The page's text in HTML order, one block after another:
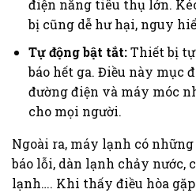
điện năng tiêu thụ lớn.
bị cũng dễ hư hại, nguy
Tự động bật tắt:Thiết bị
báo hết ga. Điều này mục
đường điện và máy móc
cho mọi người.
Ngoài ra, máy lạnh có
báo lỗi, dàn lạnh chảy nước,
lạnh…. Khi thấy điều hòa